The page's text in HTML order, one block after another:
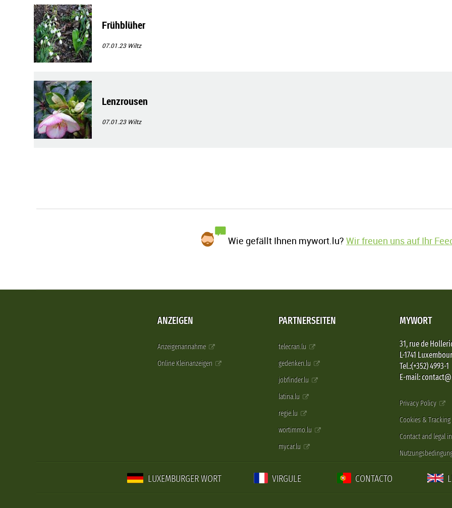
Frühblüher
07.01.23 Wiltz
Lenzrousen
07.01.23 Wiltz
Wie gefällt Ihnen mywort.lu?Wir freuen uns auf Ihr
ANZEIGEN
Anzeigenannahme
Online Kleinanzeigen
PARTNERSEITEN
telecran.lu
gedenken.lu
jobfinder.lu
latina.lu
regie.lu
wortimmo.lu
mycar.lu
MYWORT
31, rue de
L-1741
Tel.:(+352) 4993-1
E-mail:
Privacy Policy
Cookies & Tracking
Contact and legal
LUXEMBURGER WORT VIRGULE CONTACTO